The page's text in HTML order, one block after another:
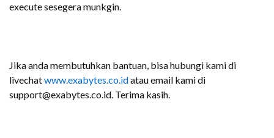
execute sesegera munkgin.
Jika anda membutuhkan bantuan, bisa hubungi kami di
livechatwww.exabytes.co.idatau email kami di
support@exabytes.co.id. Terima kasih.